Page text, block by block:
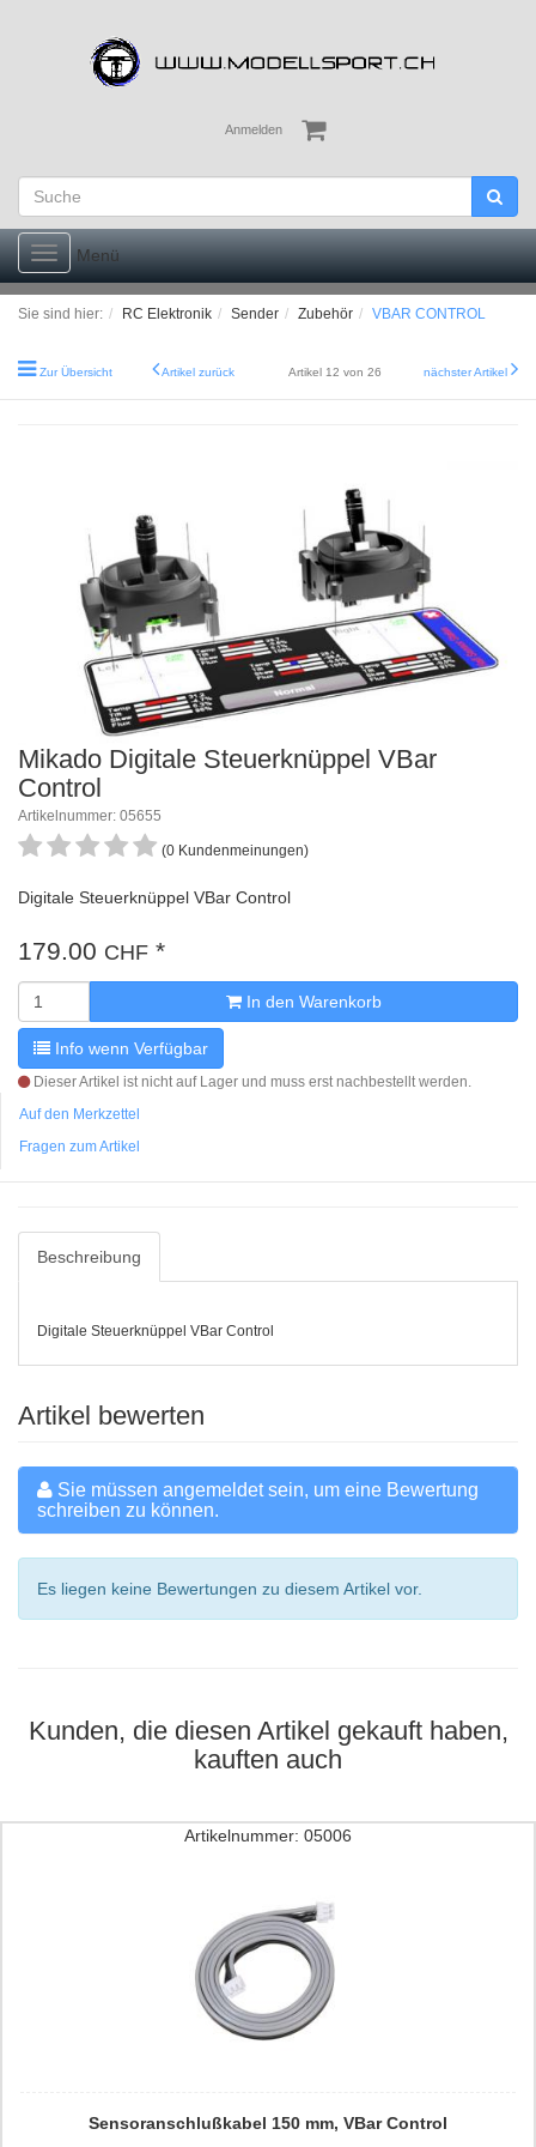
Anmelden
Toggle
navigation
Menü
Sie sind hier: RC Elektronik Sender Zubehör VBAR CONTROL
Zur Übersicht Artikel zurück Artikel 12 von 26 nächster Artikel
Mikado Digitale Steuerknüppel VBar
Control
Artikelnummer: 05655
(0 Kundenmeinungen)
Digitale Steuerknüppel VBar Control
179.00 CHF *
In den Warenkorb
Info wenn Verfügbar
Dieser Artikel ist nicht auf Lager und muss erst nachbestellt werden.
Auf den Merkzettel
Fragen zum Artikel
Beschreibung
Digitale Steuerknüppel VBar Control
Artikel bewerten
Sie müssen angemeldet sein, um eine Bewertung
schreiben zu können.
Es liegen keine Bewertungen zu diesem Artikel vor.
Kunden, die diesen Artikel gekauft haben,
kauften auch
Artikelnummer: 05006
Sensoranschlußkabel 150 mm, VBar Control